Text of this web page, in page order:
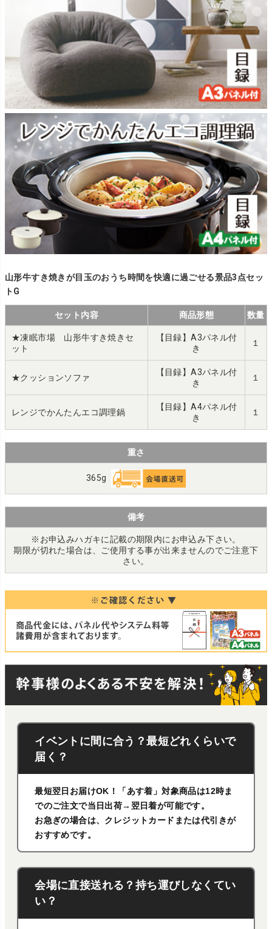
山形牛すき焼きが目玉のおうち時間を快適に過ごせる景品3点セッ
トG
セット内容 商品形態 数量
★凍眠市場 山形牛すき焼きセ
ット
【目録】A3パネル付
き
１
★クッションソファ
【目録】A3パネル付
き
１
レンジでかんたんエコ調理鍋
【目録】A4パネル付
き
１
重さ
365g
備考
※お申込みハガキに記載の期限内にお申込み下さい。
期限が切れた場合は、ご使用する事が出来ませんのでご注意下
さい。
イベントに間に合う？最短どれくらいで
届く？
最短翌日お届けOK！「あす着」対象商品は12時ま
でのご注文で当日出荷→翌日着が可能です。
お急ぎの場合は、クレジットカードまたは代引きが
おすすめです。
会場に直接送れる？持ち運びしなくてい
い？